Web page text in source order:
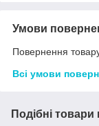
Умови
Повернення
Всі умови
Подібні товари